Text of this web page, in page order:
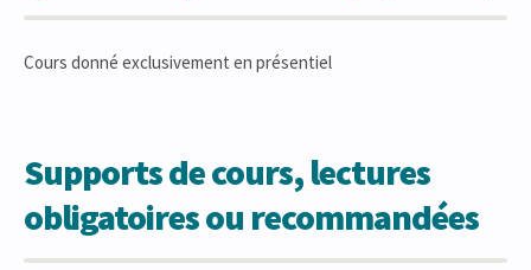
Cours donné exclusivement en présentiel
Supports de cours, lectures
obligatoires ou recommandées